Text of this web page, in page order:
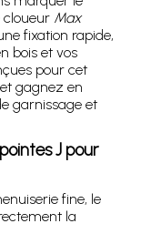
cloueur Max
fixation rapide,
bois et vos
pour cet
gagnez en
garnissage et
J pour
fine, le
la